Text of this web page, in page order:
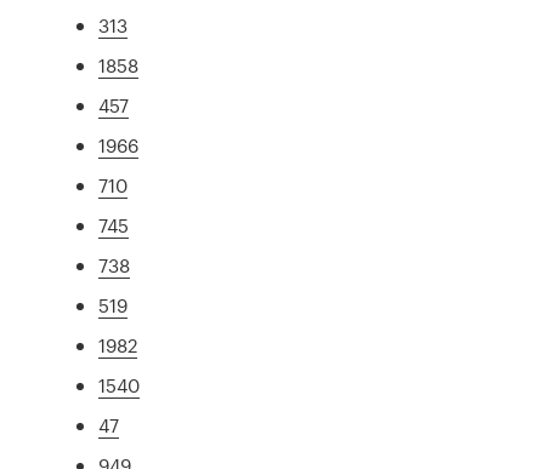
313
1858
457
1966
710
745
738
519
1982
1540
47